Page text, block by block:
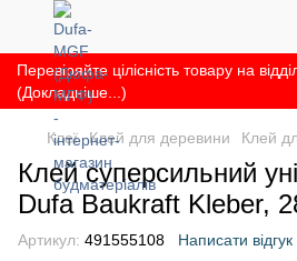
Перевіряйте цілісність товару на
(Докладніше...)
Клеї Клей для деревини Клей
Клей суперсильний
Dufa Baukraft Kleber,
Артикул: 491555108 Написати відгук